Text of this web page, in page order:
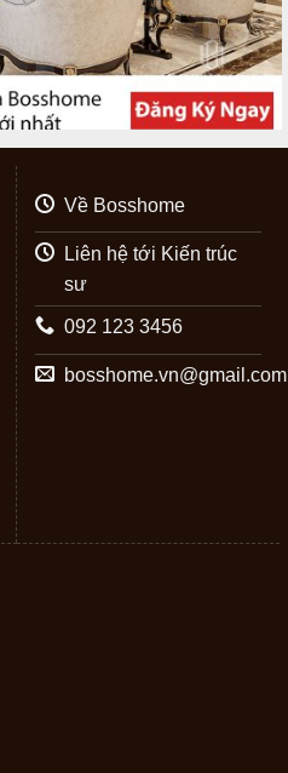
Về Bosshome
Liên hệ tới Kiến trúc
sư
092 123 3456
bosshome.vn@gmail.com